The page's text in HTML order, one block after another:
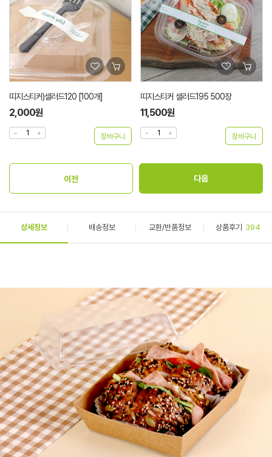
띠지스티커 샐러드195 500장
11,500원
미색샐러드포크120 500개
15,500원
상세정보 배송정보 교환/반품정보 상품후기 394